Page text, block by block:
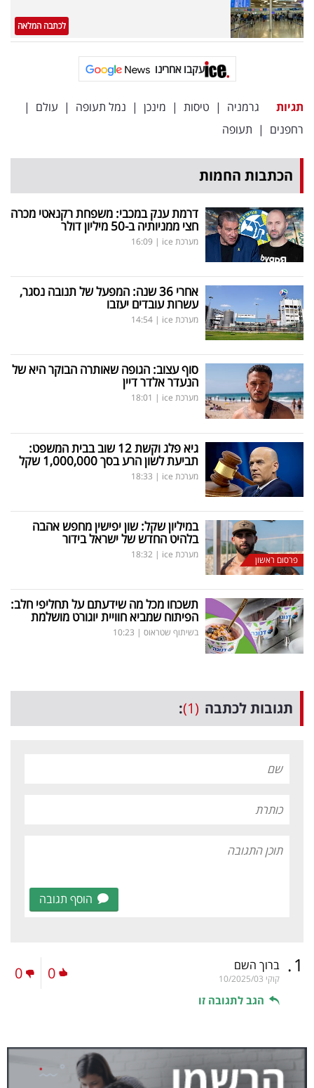
פרסמו
באייס
לכתבה המלאה
עקבו אחרינו
תגיות גרמניה | טיסות | מינכן | נמל תעופה | עולם |
רחפנים | תעופה
הכתבות החמות
דרמת ענק במכבי: משפחת רקנאטי מכרה
חצי ממניותיה ב-50 מיליון דולר
מערכת ice |
16:09
אחרי 36 שנה: המפעל של תנובה נסגר,
עשרות עובדים יעזבו
מערכת ice |
14:54
סוף עצוב: הגופה שאותרה הבוקר היא של
הנעדר אלדר דיין
מערכת ice |
18:01
גיא פלג וקשת 12 שוב בבית המשפט:
תביעת לשון הרע בסך 1,000,000 שקל
מערכת ice |
18:33
פרסום ראשון
במיליון שקל: שון יפישין מחפש אהבה
בלהיט החדש של ישראל בידור
מערכת ice |
18:32
תשכחו מכל מה שידעתם על תחליפי חלב:
הפיתוח שמביא חוויית יוגורט מושלמת
בשיתוף שטראוס |
10:23
תגובות לכתבה (1)
:
הוסף תגובה
1
. ברוך השם
קוקי 10/2025/03
הגב לתגובה זו
0
0